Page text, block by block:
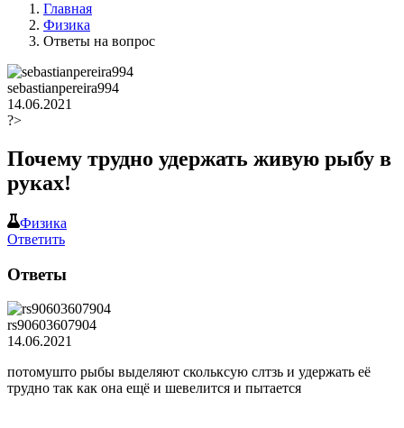
Главная
Физика
Ответы на вопрос
sebastianpereira994
14.06.2021
?>
Почему трудно удержать живую рыбу в
руках!
Физика
Ответить
Ответы
rs90603607904
14.06.2021
потомушто рыбы выделяют скольксую слтзь и удержать её
трудно так как она ещё и шевелится и пытается